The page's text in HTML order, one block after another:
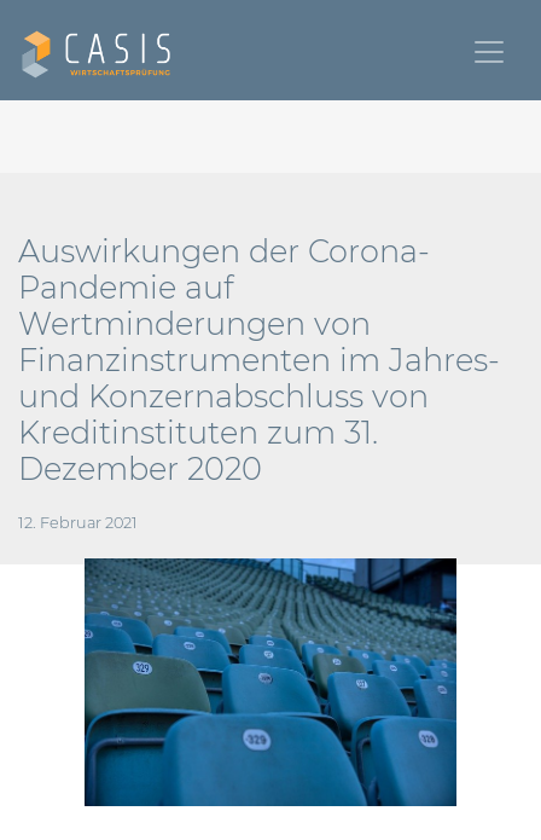
Auswirkungen der Corona-
Pandemie auf
Wertminderungen von
Finanzinstrumenten im Jahres-
und Konzernabschluss von
Kreditinstituten zum 31.
Dezember 2020
12. Februar 2021